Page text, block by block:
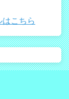
こちら